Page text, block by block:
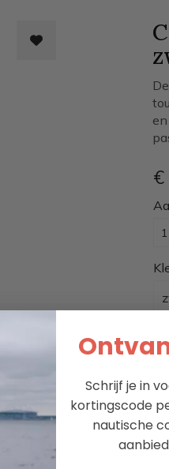
€
Schrijf je in
kortingscode
nautische